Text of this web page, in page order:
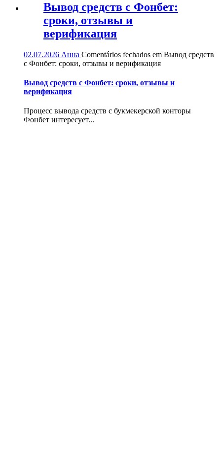
Вывод средств с Фонбет:
сроки, отзывы и
верификация
02.07.2026 Анна Comentários fechados em Вывод средств
с Фонбет: сроки, отзывы и верификация
Вывод средств с Фонбет: сроки, отзывы и
верификация
Процесс вывода средств с букмекерской конторы
Фонбет интересует...